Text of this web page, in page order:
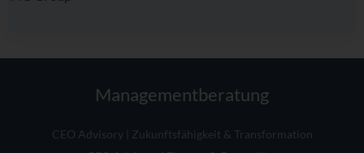
Managementberatung
CEO Advisory | Zukunftsfähigkeit & Transformation